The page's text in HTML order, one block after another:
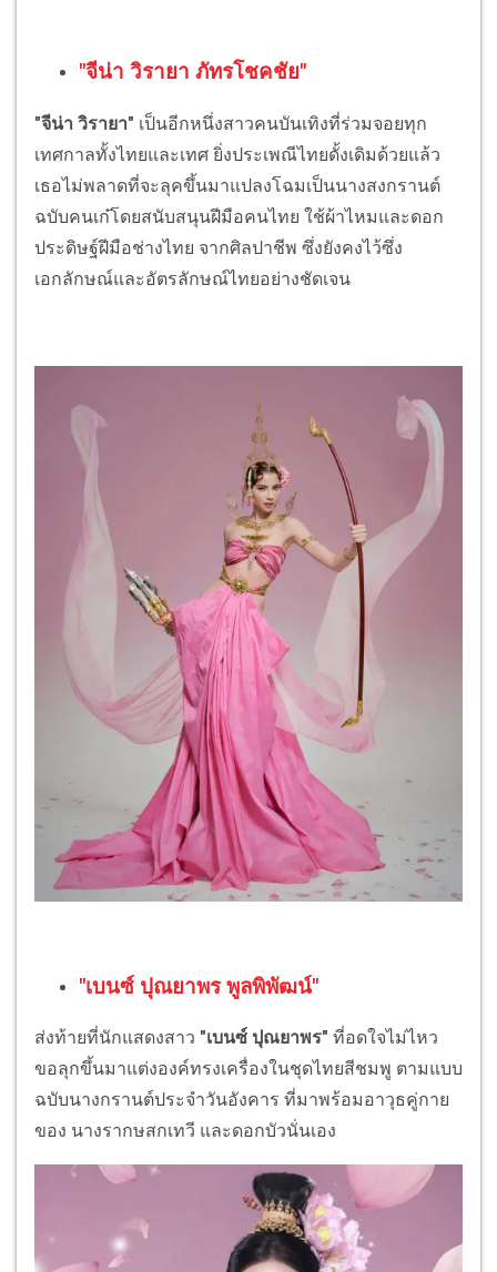
"จีน่า วิรายา ภัทรโชคชัย"
"จีน่า วิรายา" เป็นอีกหนึ่งสาวคนบันเทิงที่ร่วมจอยทุก
เทศกาลทั้งไทยและเทศ ยิ่งประเพณีไทยดั้งเดิมด้วยแล้ว
เธอไม่พลาดที่จะลุคขึ้นมาแปลงโฉมเป็นนางสงกรานต์
ฉบับคนเก๋โดยสนับสนุนฝีมือคนไทย ใช้ผ้าไหมและดอก
ประดิษฐ์ฝีมือช่างไทย จากศิลปาชีพ ซึ่งยังคงไว้ซึ่ง
เอกลักษณ์และอัตรลักษณ์ไทยอย่างชัดเจน
"เบนซ์ ปุณยาพร พูลพิพัฒน์"
ส่งท้ายที่นักแสดงสาว "เบนซ์ ปุณยาพร" ที่อดใจไม่ไหว
ขอลุกขึ้นมาแต่งองค์ทรงเครื่องในชุดไทยสีชมพู ตามแบบ
ฉบับนางกรานต์ประจำวันอังคาร ที่มาพร้อมอาวุธคู่กาย
ของ นางรากษสกเทวี และดอกบัวนั่นเอง